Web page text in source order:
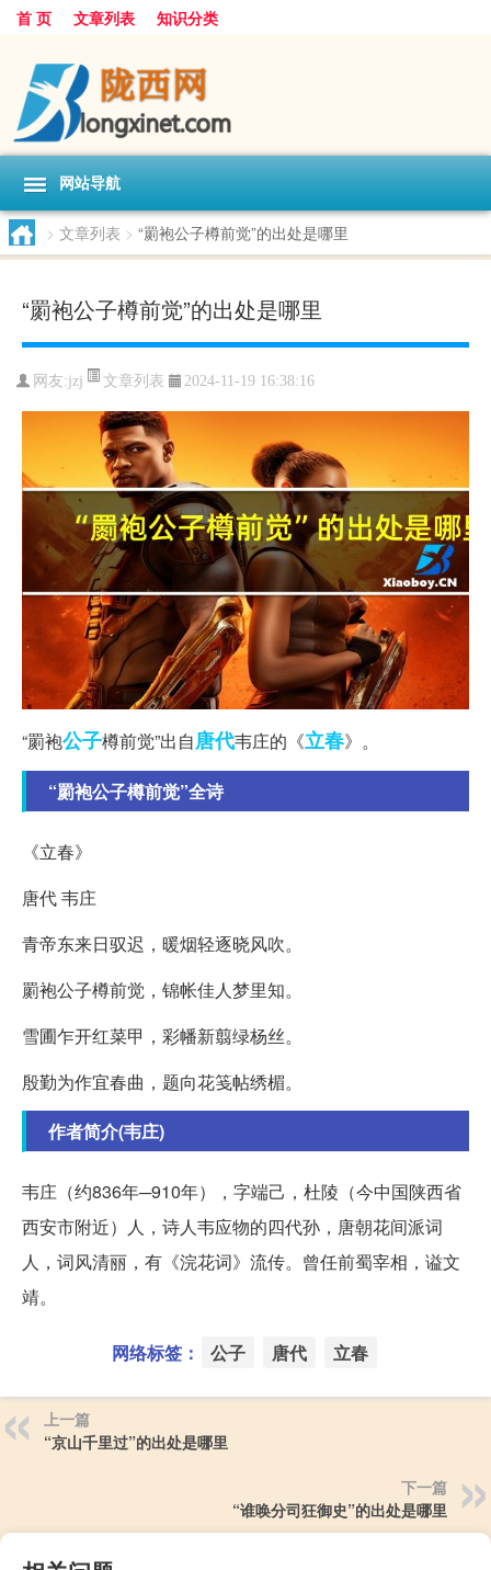
首 页 文章列表 知识分类
网站导航
> 文章列表 > “罽袍公子樽前觉”的出处是哪里
“罽袍公子樽前觉”的出处是哪里
网友:jzj 文章列表 2024-11-19 16:38:16
“罽袍公子樽前觉”出自唐代韦庄的《立春》。
“罽袍公子樽前觉”全诗
《立春》
唐代 韦庄
青帝东来日驭迟，暖烟轻逐晓风吹。
罽袍公子樽前觉，锦帐佳人梦里知。
雪圃乍开红菜甲，彩幡新翦绿杨丝。
殷勤为作宜春曲，题向花笺帖绣楣。
作者简介(韦庄)
韦庄（约836年─910年），字端己，杜陵（今中国陕西省
西安市附近）人，诗人韦应物的四代孙，唐朝花间派词
人，词风清丽，有《浣花词》流传。曾任前蜀宰相，谥文
靖。
网络标签： 公子 唐代 立春
上一篇
“京山千里过”的出处是哪里
下一篇
“谁唤分司狂御史”的出处是哪里